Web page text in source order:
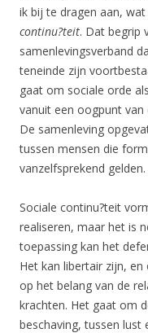
ik bij te dragen aan,
continu?teit. Dat begrip
samenlevingsverband
teneinde zijn
gaat om sociale orde
vanuit een oogpunt van
De samenleving
tussen mensen die
vanzelfsprekend gelden.
Sociale continu?teit
realiseren, maar het is
toepassing kan het
Het kan libertair zijn,
op het belang van de
krachten. Het gaat om
beschaving, tussen